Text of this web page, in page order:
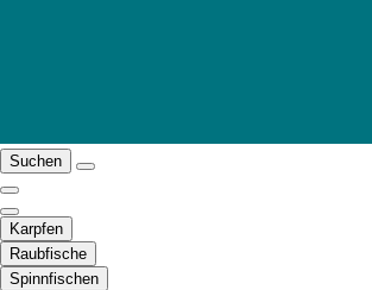
Suchen
Karpfen
Raubfische
Spinnfischen